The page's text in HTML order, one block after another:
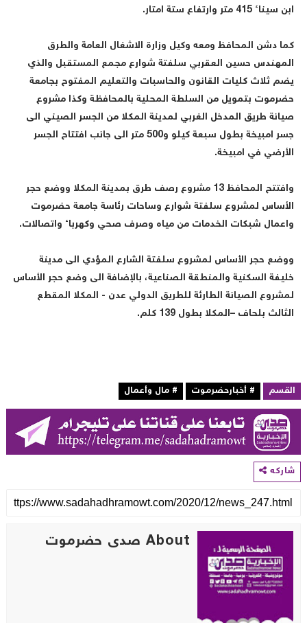
سيناء 415 متر وارتفاع ستة امتار.
دشن المحافظ ومعه وكيل وزارة الاشغال العامة والطرق
حسين العقربي سلفتة شوارع مجمع المستقبل والذي
ثلاث كليات القانون والحاسبات والتعليم المفتوح بجامعة
بتمويل من السلطة المحلية بالمحافظة وكذا مشروع
طريق المدخل الغربي لمدينة المكلا من الجسر الصيني الى
جسر امبيخة بطول سبعة كيلو و500 متر الى جانب افتتاح الجسر
في امبيخة.
وافتتح المحافظ 13 مشروع رصف طرق بمدينة المكلا ووضع حجر
لمشروع سلفتة شوارع وساحات رئاسة جامعة حضرموت
شبكات الخدمات من مياه وصرف صحي وكهرباء واتصالات.
حجر الأساس لمشروع سلفتة الشارع المؤدي الى مدينة
السكنية والمنطقة الصناعية، بالإضافة الى وضع حجر الأساس
الصيانة الطارئة للطريق الدولي عدن - المكلا المقطع
بلحاف –المكلا بطول 139 كلم.
# أخبارحضرموت # مال وأعمال
About صدى حضرموت